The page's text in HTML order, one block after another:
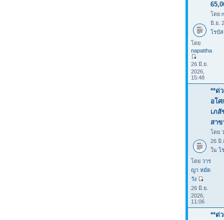
โดย
มิ.ย.
โรบั
โดย
napattha
26 มิ.ย.
2026,
15:48
**ด่
อโ
เภสั
สาข
โดย
26 มิ.
ใน โ
โดย วาร
ญา หมัด
วัง
26 มิ.ย.
2026,
11:06
**ด่